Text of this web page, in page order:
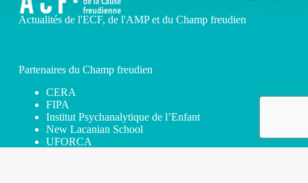
Actualités de l'ECF, de l'AMP et du Champ freudien
Partenaires du Champ freudien
CERA
FIPA
Institut Psychanalytique de l’Enfant
New Lacanian School
UFORCA